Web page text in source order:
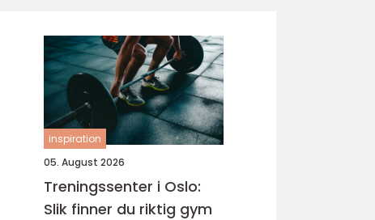
inspiration
05. August 2026
Treningssenter i Oslo:
Slik finner du riktig gym